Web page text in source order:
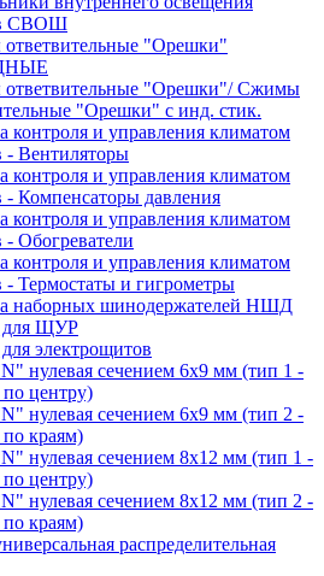
СВОШ
"Орешки"
"Орешки"/ Сжимы
"Орешки" с инд. стик.
контроля и управления климатом
- Вентиляторы
контроля и управления климатом
Компенсаторы давления
контроля и управления климатом
Обогреватели
контроля и управления климатом
Термостаты и гигрометры
наборных шинодержателей НШД
для ЩУР
электрощитов
нулевая сечением 6х9 мм (тип 1 -
центру)
нулевая сечением 6х9 мм (тип 2 -
краям)
нулевая сечением 8х12 мм (тип 1 -
центру)
нулевая сечением 8х12 мм (тип 2 -
краям)
распределительная